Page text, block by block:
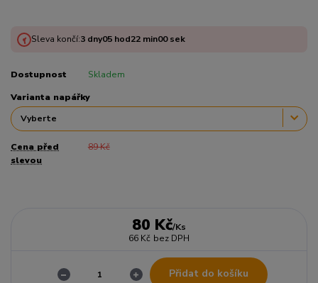
Sleva končí:3 dny05hod21min59sek
Dostupnost Skladem
Varianta napářky
Cena před
slevou
89 Kč
80 Kč/Ks
66 Kč bez DPH
Přidat do košíku